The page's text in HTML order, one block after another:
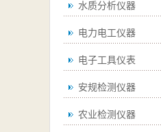
水质分析仪器
电力电工仪器
电子工具仪表
安规检测仪器
农业检测仪器